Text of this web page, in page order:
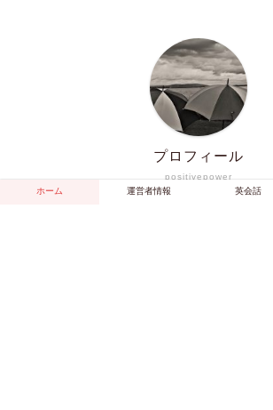
positivepower
プロフィール
ホーム 運営者情報 英会話